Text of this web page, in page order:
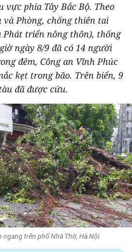
TIN
phía Tây Bắc Bộ. Theo
và Phòng, chống thiên tai
Phát triển nông thôn), thống
ngày 8/9 đã có 14 người
đêm, Công an Vĩnh Phúc
kẹt trong bão. Trên biển, 9
đã được cứu.
ngang trên phố Nhà Thờ, Hà Nội.